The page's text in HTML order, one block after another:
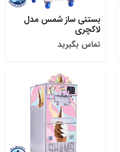
بستنی ساز شمس مدل
لاکچری
تماس بگیرید